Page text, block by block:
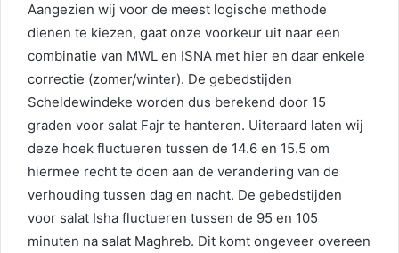
Aangezien wij voor de meest logische methode
dienen te kiezen, gaat onze voorkeur uit naar een
combinatie van MWL en ISNA met hier en daar enkele
correctie (zomer/winter). De gebedstijden
Scheldewindeke worden dus berekend door 15
graden voor salat Fajr te hanteren. Uiteraard laten wij
deze hoek fluctueren tussen de 14.6 en 15.5 om
hiermee recht te doen aan de verandering van de
verhouding tussen dag en nacht. De gebedstijden
voor salat Isha fluctueren tussen de 95 en 105
minuten na salat Maghreb. Dit komt ongeveer overeen